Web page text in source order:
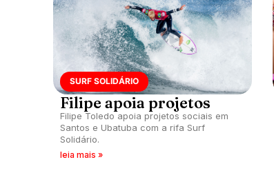
SURF SOLIDÁRIO
Filipe apoia projetos
Filipe Toledo apoia projetos sociais em
Santos e Ubatuba com a rifa Surf
Solidário.
leia mais »